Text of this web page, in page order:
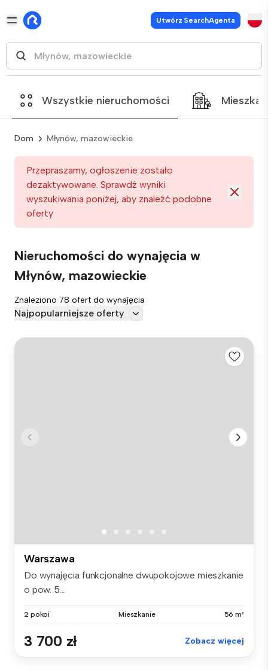
Utwórz SearchAgenta
Wszystkie nieruchomości
Dom Młynów, mazowieckie
Przepraszamy, ogłoszenie zostało
dezaktywowane. Sprawdź wyniki
wyszukiwania poniżej, aby znaleźć podobne
oferty
Nieruchomości do wynajęcia w
Młynów, mazowieckie
Znaleziono 78 ofert do wynajęcia
Najpopularniejsze oferty
Warszawa
Do wynajęcia funkcjonalne dwupokojowe mieszkanie
o pow. 5...
2 pokoi Mieszkanie 56 m²
3 700 zł Zobacz więcej